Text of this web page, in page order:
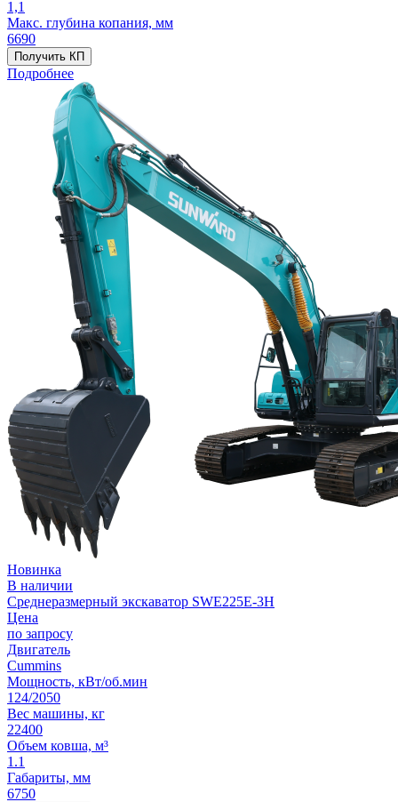
1,1
Макс. глубина копания, мм
6690
Получить КП
Подробнее
Новинка
В наличии
Среднеразмерный экскаватор SWE225E-3H
Цена
по запросу
Двигатель
Cummins
Мощность, кВт/об.мин
124/2050
Вес машины, кг
22400
Объем ковша, м³
1.1
Габариты, мм
6750